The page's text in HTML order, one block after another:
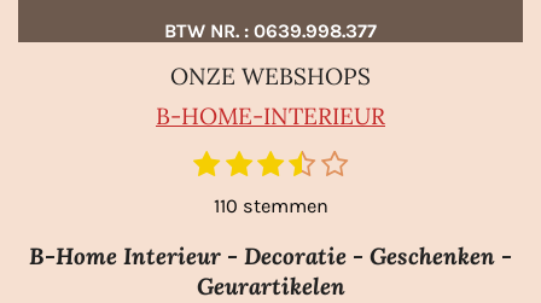
BTW NR. : 0639.998.377
ONZE WEBSHOPS
B-HOME-INTERIEUR
1
e
r
2
s
t
e
r
3
s
t
e
r
4
t
e
r
5
t
e
r
S
m
110 stemmen
B-Home Interieur - Decoratie - Geschenken -
Geurartikelen